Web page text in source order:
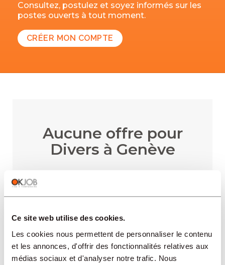
Ce site web utilise des cookies.
Les cookies nous permettent de personnaliser le contenu
et les annonces, d'offrir des fonctionnalités relatives aux
médias sociaux et d'analyser notre trafic. Nous
Consultez, postulez et soyez informés sur les
postes ouverts à tout moment.
CRÉER MON COMPTE
Aucune offre pour
Divers à Genève